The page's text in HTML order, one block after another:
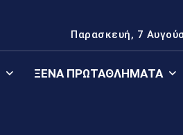
Παρασκευή, 7
ΞΈΝΑ ΠΡΩΤΑΘΛΉΜΑΤΑ